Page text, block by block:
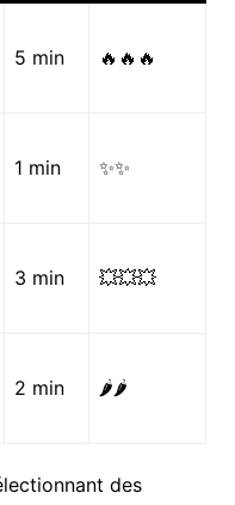
5 min 🔥🔥🔥
1 min ✨✨
3 min 💥💥💥
2 min 🌶️🌶️
des